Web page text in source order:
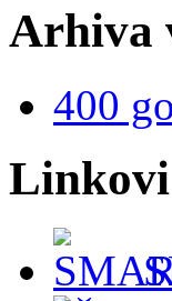
Arhiva
400
Linkovi